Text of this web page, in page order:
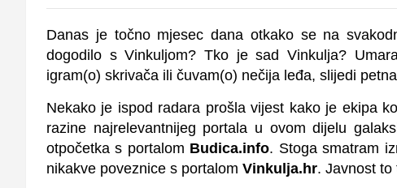
Danas je točno mjesec dana otkako se na
dogodilo s Vinkuljom? Tko je sad Vinkulja?
igram(o) skrivača ili čuvam(o) nečija leđa, slijedi
Nekako je ispod radara prošla vijest kako je ekipa
razine najrelevantnijeg portala u ovom dijelu
otpočetka s portalom Budica.info. Stoga smatram
nikakve poveznice s portalom Vinkulja.hr. Javnost to